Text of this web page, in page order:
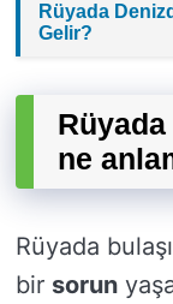
Rüyada
Gelir?
ne
Rüyada
bir sorun